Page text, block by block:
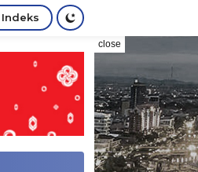
Indeks
close